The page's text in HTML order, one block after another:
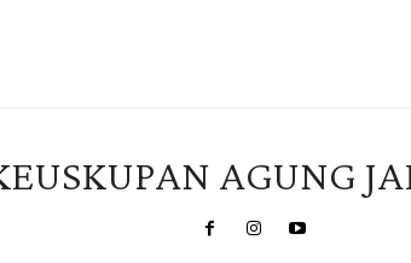
AGUNG